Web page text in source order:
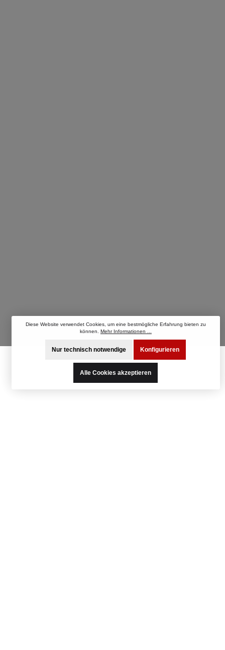
Diese Website verwendet Cookies, um eine bestmögliche Erfahrung bieten zu
können. Mehr Informationen ...
Nur technisch notwendige Konfigurieren
Alle Cookies akzeptieren